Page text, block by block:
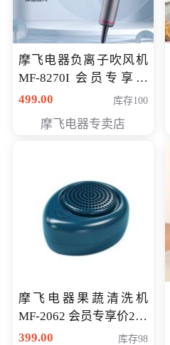
摩飞电器负离子吹风机
MF-8270I 会员专享价
369元
499.00 库存100
摩飞电器专卖店
摩飞电器果蔬清洗机
MF-2062 会员专享价268
元
399.00 库存98